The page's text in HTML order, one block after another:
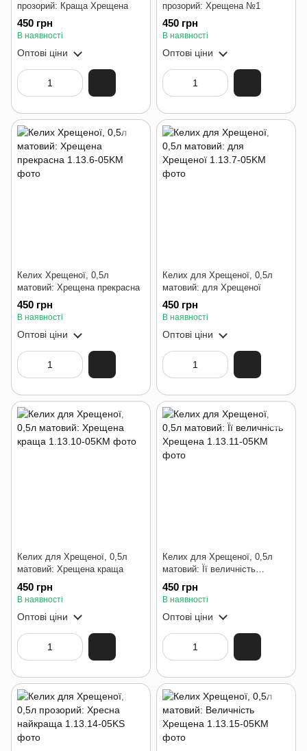
прозорий: Краща Хрещена
450 грн
В наявності
Оптові ціни
прозорий: Хрещена №1
450 грн
В наявності
Оптові ціни
Келих Хрещеної, 0,5л
матовий: Хрещена прекрасна
450 грн
В наявності
Оптові ціни
Келих для Хрещеної, 0,5л
матовий: для Хрещеної
450 грн
В наявності
Оптові ціни
Келих для Хрещеної, 0,5л
матовий: Хрещена краща
450 грн
В наявності
Оптові ціни
Келих для Хрещеної, 0,5л
матовий: Її величність
Хрещена
450 грн
В наявності
Оптові ціни